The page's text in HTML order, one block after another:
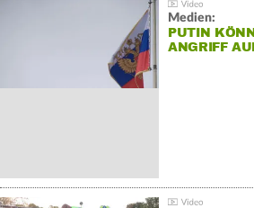
Medien:
PUTIN
ANGRIFF